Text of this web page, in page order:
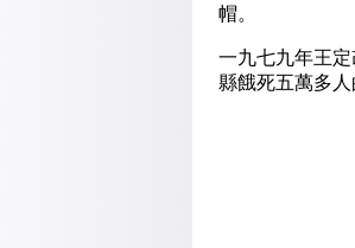
帽。
一九七九年王
縣餓死五萬多